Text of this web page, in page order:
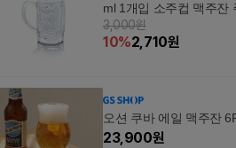
ml 1개입 소주컵 맥주잔
잔 WFOEK6V
3,000원
10%2,710원
오션 쿠바 에일 맥주잔
23,900원